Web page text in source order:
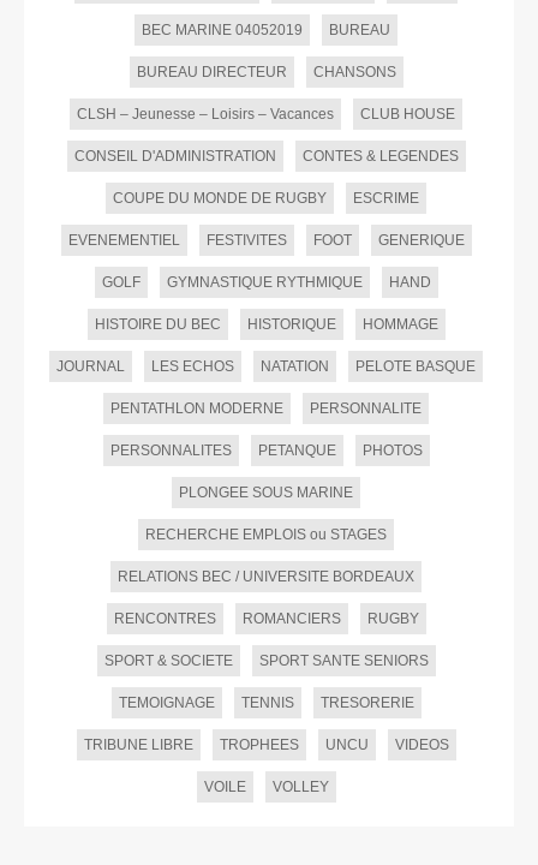
BEC MARINE 04052019 BUREAU
BUREAU DIRECTEUR CHANSONS
CLSH – Jeunesse – Loisirs – Vacances CLUB HOUSE
CONSEIL D'ADMINISTRATION CONTES & LEGENDES
COUPE DU MONDE DE RUGBY ESCRIME
EVENEMENTIEL FESTIVITES FOOT GENERIQUE
GOLF GYMNASTIQUE RYTHMIQUE HAND
HISTOIRE DU BEC HISTORIQUE HOMMAGE
JOURNAL LES ECHOS NATATION PELOTE BASQUE
PENTATHLON MODERNE PERSONNALITE
PERSONNALITES PETANQUE PHOTOS
PLONGEE SOUS MARINE
RECHERCHE EMPLOIS ou STAGES
RELATIONS BEC / UNIVERSITE BORDEAUX
RENCONTRES ROMANCIERS RUGBY
SPORT & SOCIETE SPORT SANTE SENIORS
TEMOIGNAGE TENNIS TRESORERIE
TRIBUNE LIBRE TROPHEES UNCU VIDEOS
VOILE VOLLEY